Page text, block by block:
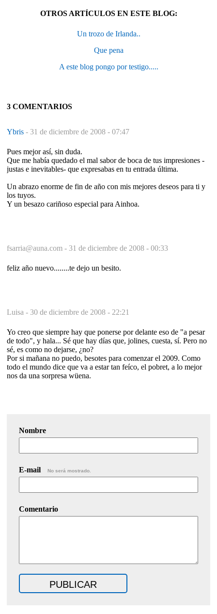
OTROS ARTÍCULOS EN ESTE BLOG:
Un trozo de Irlanda..
Que pena
A este blog pongo por testigo.....
3 COMENTARIOS
Ybris - 31 de diciembre de 2008 - 07:47
Pues mejor así, sin duda.
Que me había quedado el mal sabor de boca de tus impresiones -
justas e inevitables- que expresabas en tu entrada última.
Un abrazo enorme de fin de año con mis mejores deseos para ti y
los tuyos.
Y un besazo cariñoso especial para Ainhoa.
fsarria@auna.com - 31 de diciembre de 2008 - 00:33
feliz año nuevo........te dejo un besito.
Luisa - 30 de diciembre de 2008 - 22:21
Yo creo que siempre hay que ponerse por delante eso de "a pesar
de todo", y hala... Sé que hay días que, jolines, cuesta, sí. Pero no
sé, es como no dejarse, ¿no?
Por si mañana no puedo, besotes para comenzar el 2009. Como
todo el mundo dice que va a estar tan feíco, el pobret, a lo mejor
nos da una sorpresa wüena.
Nombre
E-mail No será mostrado.
Comentario